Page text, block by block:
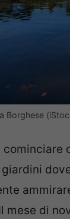
Borghese
mese di